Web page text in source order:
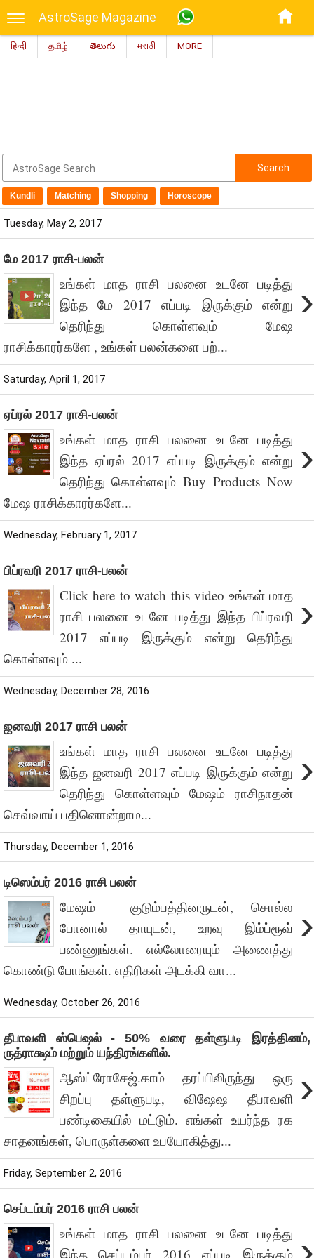
AstroSage Magazine
हिन्दी தமிழ் తెలుగు मराठी MORE
Search
Kundli Matching Shopping Horoscope
Tuesday, May 2, 2017
மே 2017 ராசி-பலன்
›
உங்கள் மாத ராசி பலனை உடனே படித்து
இந்த மே 2017 எப்படி இருக்கும் என்று
தெரிந்து கொள்ளவும் மேஷ
ராசிக்காரர்களே , உங்கள் பலன்களை பற்...
Saturday, April 1, 2017
ஏப்ரல் 2017 ராசி-பலன்
›
உங்கள் மாத ராசி பலனை உடனே படித்து
இந்த ஏப்ரல் 2017 எப்படி இருக்கும் என்று
தெரிந்து கொள்ளவும் Buy Products Now
மேஷ ராசிக்காரர்களே...
Wednesday, February 1, 2017
பிப்ரவரி 2017 ராசி-பலன்
›
Click here to watch this video உங்கள் மாத
ராசி பலனை உடனே படித்து இந்த பிப்ரவரி
2017 எப்படி இருக்கும் என்று தெரிந்து
கொள்ளவும் ...
Wednesday, December 28, 2016
ஜனவரி 2017 ராசி பலன்
›
உங்கள் மாத ராசி பலனை உடனே படித்து
இந்த ஜனவரி 2017 எப்படி இருக்கும் என்று
தெரிந்து கொள்ளவும் மேஷம் ராசிநாதன்
செவ்வாய் பதினொன்றாம...
Thursday, December 1, 2016
டிஸெம்பர் 2016 ராசி பலன்
›
மேஷம் குடும்பத்தினருடன், சொல்ல
போனால் தாயுடன், உறவு இம்ப்ரூவ்
பண்ணுங்கள். எல்லோரையும் அணைத்து
கொண்டு போங்கள். எதிரிகள் அடக்கி வா...
Wednesday, October 26, 2016
தீபாவளி ஸ்பெஷல் - 50% வரை தள்ளுபடி இரத்தினம்,
ருத்ராக்ஷம் மற்றும் யந்திரங்களில்.
›
ஆஸ்ட்ரோசேஜ்.காம் தரப்பிலிருந்து ஒரு
சிறப்பு தள்ளுபடி, விஷேஷ தீபாவளி
பண்டிகையில் மட்டும். எங்கள் உயர்ந்த ரக
சாதனங்கள், பொருள்களை உபயோகித்து...
Friday, September 2, 2016
செப்டம்பர் 2016 ராசி பலன்
உங்கள் மாத ராசி பலனை உடனே படித்து
இந்த செப்டம்பர் 2016 எப்படி இருக்கும்